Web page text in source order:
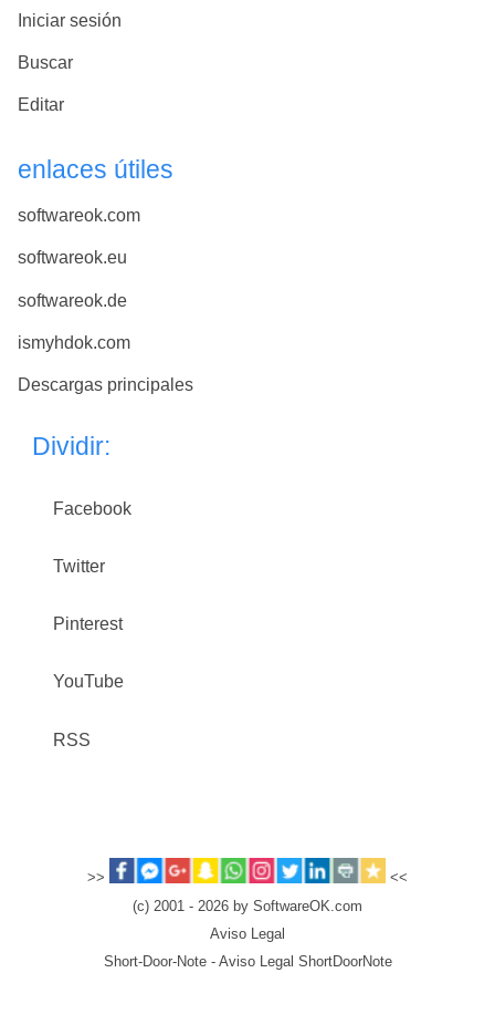
Iniciar sesión
Buscar
Editar
enlaces útiles
softwareok.com
softwareok.eu
softwareok.de
ismyhdok.com
Descargas principales
Dividir:
Facebook
Twitter
Pinterest
YouTube
RSS
>>
<<
(c) 2001 - 2026 by SoftwareOK.com
Aviso Legal
Short-Door-Note - Aviso Legal ShortDoorNote